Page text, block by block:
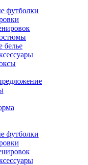
футболки
белье
футболки